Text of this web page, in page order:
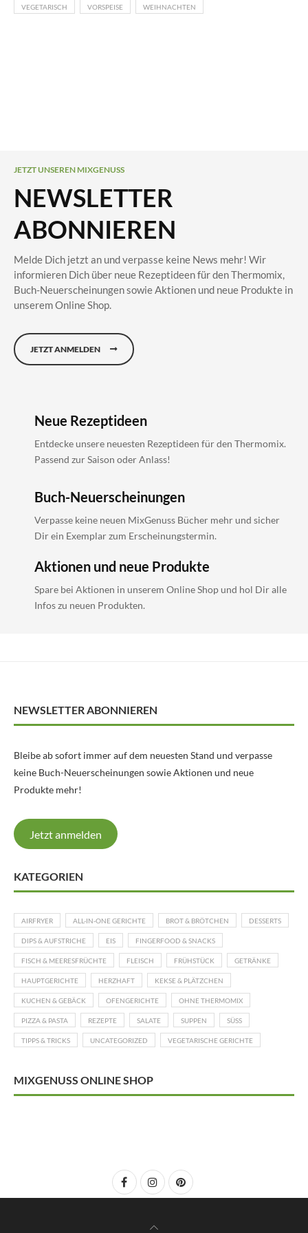
VEGETARISCH VORSPEISE WEIHNACHTEN
JETZT UNSEREN MIXGENUSS
NEWSLETTER
ABONNIEREN
Melde Dich jetzt an und verpasse keine News mehr! Wir
informieren Dich über neue Rezeptideen für den Thermomix,
Buch-Neuerscheinungen sowie Aktionen und neue Produkte in
unserem Online Shop.
JETZT ANMELDEN
Neue Rezeptideen
Entdecke unsere neuesten Rezeptideen für den Thermomix.
Passend zur Saison oder Anlass!
Buch-Neuerscheinungen
Verpasse keine neuen MixGenuss Bücher mehr und sicher
Dir ein Exemplar zum Erscheinungstermin.
Aktionen und neue Produkte
Spare bei Aktionen in unserem Online Shop und hol Dir alle
Infos zu neuen Produkten.
NEWSLETTER ABONNIEREN
Bleibe ab sofort immer auf dem neuesten Stand und verpasse
keine Buch-Neuerscheinungen sowie Aktionen und neue
Produkte mehr!
Jetzt anmelden
KATEGORIEN
AIRFRYER ALL-IN-ONE GERICHTE BROT & BRÖTCHEN DESSERTS
DIPS & AUFSTRICHE EIS FINGERFOOD & SNACKS
FISCH & MEERESFRÜCHTE FLEISCH FRÜHSTÜCK GETRÄNKE
HAUPTGERICHTE HERZHAFT KEKSE & PLÄTZCHEN
KUCHEN & GEBÄCK OFENGERICHTE OHNE THERMOMIX
PIZZA & PASTA REZEPTE SALATE SUPPEN SÜSS
TIPPS & TRICKS UNCATEGORIZED VEGETARISCHE GERICHTE
MIXGENUSS ONLINE SHOP